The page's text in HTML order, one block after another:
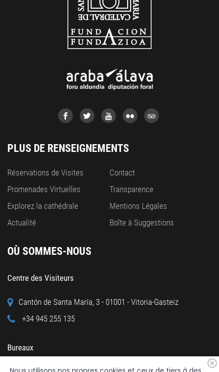
PLUS DE RENSEIGNEMENTS
Réservations de Visites
Promenades Virtuelles
Explorez la cathédrale
Actualité
Contact
Transparence
Mentions Légales
Boîte à Suggestions
OÙ SOMMES-NOUS
Centre des Visiteurs
Cantón de Santa María, 3 - 01001 - Vitoria-Gasteiz
+34 945 255 135
Bureaux